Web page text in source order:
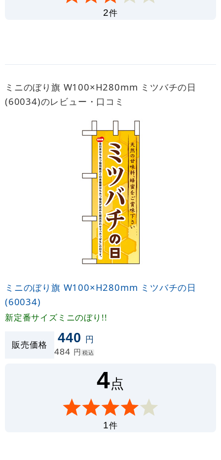
2件
ミニのぼり旗 W100×H280mm ミツバチの日
(60034)のレビュー・口コミ
ミニのぼり旗 W100×H280mm ミツバチの日
(60034)
新定番サイズミニのぼり!!
販売価格 440 円
484 円 税込
4点
1件